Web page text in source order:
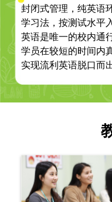
封闭式管理，纯英语
学习法，按测试水平
英语是唯一的校内通
学员在较短的时间内
实现流利英语脱口而